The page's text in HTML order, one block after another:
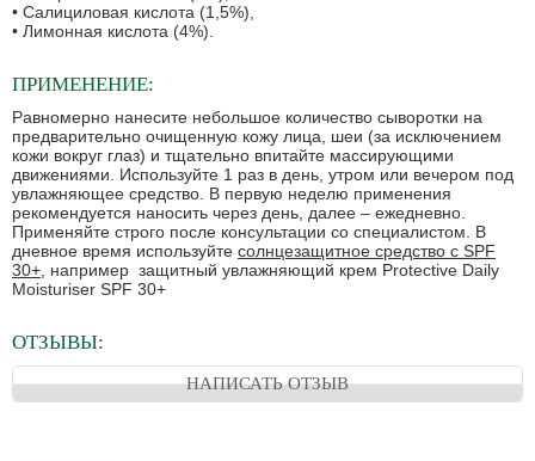
• Салициловая кислота (1,5%),
• Лимонная кислота (4%).
ПРИМЕНЕНИЕ:
Равномерно нанесите небольшое количество сыворотки на
предварительно очищенную кожу лица, шеи (за исключением
кожи вокруг глаз) и тщательно впитайте массирующими
движениями. Используйте 1 раз в день, утром или вечером под
увлажняющее средство. В первую неделю применения
рекомендуется наносить через день, далее – ежедневно.
Применяйте строго после консультации со специалистом. В
дневное время используйте солнцезащитное средство с SPF
30+, например защитный увлажняющий крем Protective Daily
Moisturiser SPF 30+
ОТЗЫВЫ:
НАПИСАТЬ ОТЗЫВ